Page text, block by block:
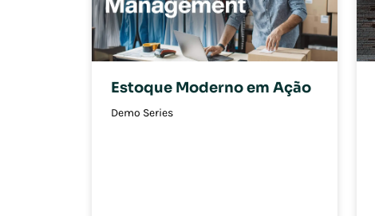
Estoque Moderno em Ação
Demo Series